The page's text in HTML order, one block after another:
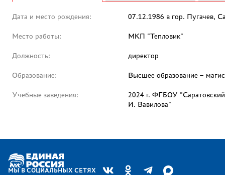
Дата и место рождения: 07.12.1986 в гор. Пугачев,
Место работы: МКП "Тепловик"
Должность: директор
Образование: Высшее образование –
Учебные заведения:
2024 г. ФГБОУ "Саратовский
И. Вавилова"
МЫ В СОЦИАЛЬНЫХ СЕТЯХ